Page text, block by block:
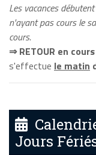
Les vacances
n'ayant pas cours le
cours.
⇒ RETOUR en
s'effectue le matin
Jours